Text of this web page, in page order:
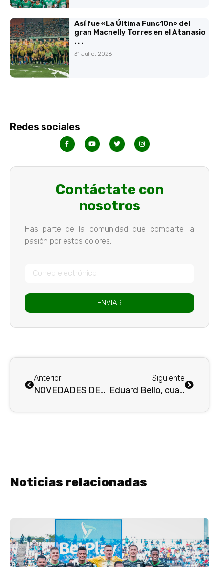
Así fue «La Última Func10n» del
gran Macnelly Torres en el Atanasio
. . .
31 Julio, 2026
Redes sociales
Contáctate con
nosotros
Has parte de la comunidad que comparte la
pasión por estos colores.
ENVIAR
Anterior
NOVEDADES DEL FÚTBOL FEMENINO VERDOLAGA PARA EL 2026
Siguiente
Eduard Bello, cuarta incorporación del VERDE de Antioquia para la temporada 2026…
Noticias relacionadas